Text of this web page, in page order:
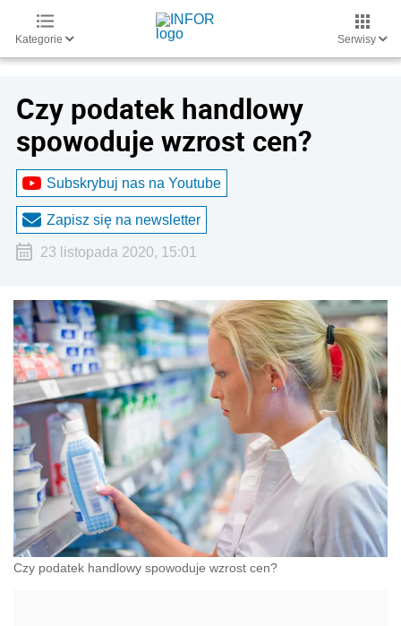
Kategorie Serwisy
Czy podatek handlowy
spowoduje wzrost cen?
Subskrybuj nas na Youtube
Zapisz się na newsletter
23 listopada 2020, 15:01
Czy podatek handlowy spowoduje wzrost cen?